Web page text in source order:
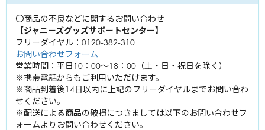
堂本光一
堂本剛
20th Century
坂本昌行
長野博
井ノ原快彦
KAT-TUN
亀梨和也
上田竜也
中丸雄一
NEWS
小山慶一郎
加藤シゲアキ
増田貴久
関ジャニ∞
横山裕
村上信五
Hey! Say! JUMP
佐藤アツヒロ
三宅健
生田斗真
内博貴
〇商品の不良などに関するお問い合わせ
【ジャニーズグッズサポートセンター】
フリーダイヤル：0120-382-310
お問い合わせフォーム
営業時間：平日10：00～18：00（土・日・祝日を除く）
※携帯電話からもご利用いただけます。
※商品到着後14日以内に上記のフリーダイヤルまでお問い合わ
せください。
※配送による商品の破損につきましては以下のお問い合わせフ
ォームよりお問い合わせください。